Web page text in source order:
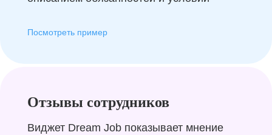
Посмотреть пример
Отзывы сотрудников
Виджет Dream Job показывает мнение